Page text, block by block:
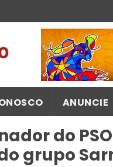
ANUNCIE
do
grupo